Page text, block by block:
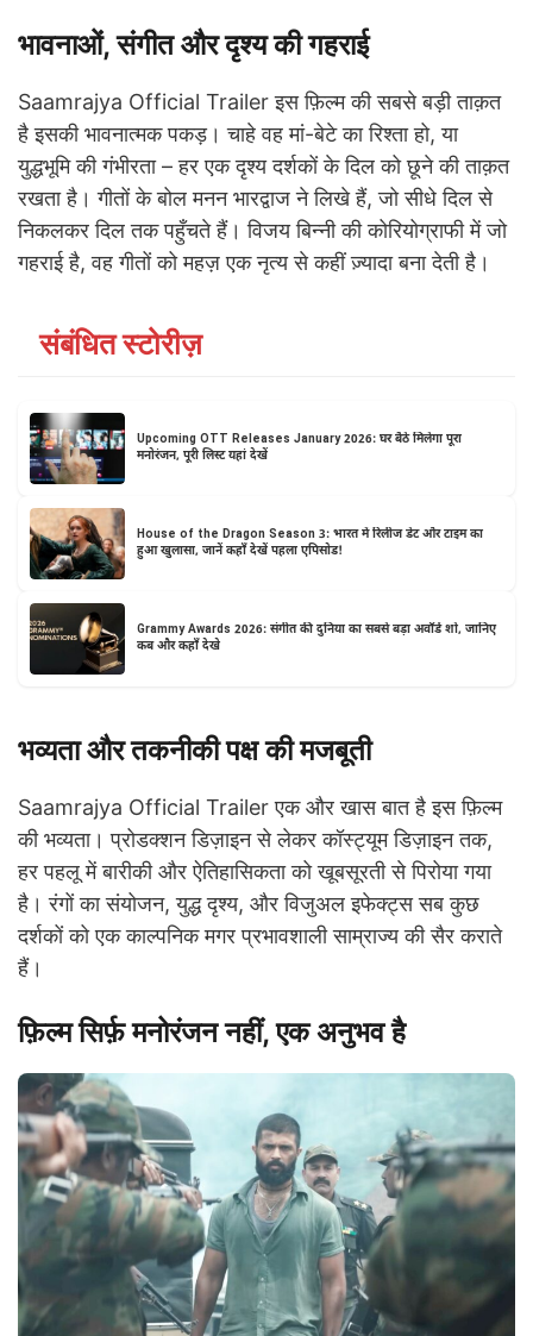
भावनाओं, संगीत और दृश्य की गहराई
Saamrajya Official Trailer इस फ़िल्म की सबसे बड़ी ताक़त
है इसकी भावनात्मक पकड़। चाहे वह मां-बेटे का रिश्ता हो, या
युद्धभूमि की गंभीरता – हर एक दृश्य दर्शकों के दिल को छूने की ताक़त
रखता है। गीतों के बोल मनन भारद्वाज ने लिखे हैं, जो सीधे दिल से
निकलकर दिल तक पहुँचते हैं। विजय बिन्नी की कोरियोग्राफी में जो
गहराई है, वह गीतों को महज़ एक नृत्य से कहीं ज़्यादा बना देती है।
संबंधित स्टोरीज़
Upcoming OTT Releases January 2026: घर बैठे मिलेगा पूरा
मनोरंजन, पूरी लिस्ट यहां देखें
House of the Dragon Season 3: भारत में रिलीज डेट और टाइम का
हुआ खुलासा, जानें कहाँ देखें पहला एपिसोड!
Grammy Awards 2026: संगीत की दुनिया का सबसे बड़ा अवॉर्ड शो, जानिए
कब और कहाँ देखे
भव्यता और तकनीकी पक्ष की मजबूती
Saamrajya Official Trailer एक और खास बात है इस फ़िल्म
की भव्यता। प्रोडक्शन डिज़ाइन से लेकर कॉस्ट्यूम डिज़ाइन तक,
हर पहलू में बारीकी और ऐतिहासिकता को खूबसूरती से पिरोया गया
है। रंगों का संयोजन, युद्ध दृश्य, और विजुअल इफेक्ट्स सब कुछ
दर्शकों को एक काल्पनिक मगर प्रभावशाली साम्राज्य की सैर कराते
हैं।
फ़िल्म सिर्फ़ मनोरंजन नहीं, एक अनुभव है